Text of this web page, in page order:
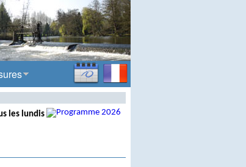
les lundis